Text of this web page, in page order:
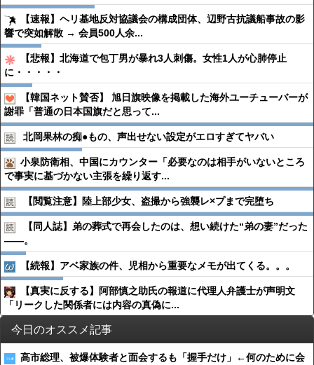
【速報】ヘリ基地反対協議会の構成団体、辺野古抗議船事故の影
響で突如解散 → 会員500人余...
【悲報】北海道で包丁男が暴れ3人刺傷。女性1人が心肺停止
に・・・・・
【韓国ネット賛否】 旭日旗映像を掲載した海外ユーチューバーが
謝罪「普通の日本国旗だと思って...
北岡果林の痴●︎もの、声出せない設定がエロすぎてヤバい
小泉防衛相、中国にカウンター「必要なのは相手がいないところ
で事実に基づかない主張を繰り返す...
【閲覧注意】陸上部少女、盗撮から強襲レ×プまで完堕ち
【同人誌】弟の葬式で再会したのは、想い続けた“弟の妻”だった
――。
【続報】アベ家族の件、児相から重要なメモが出てくる。。。
【真実に反する】阿部慎之助氏の報道に代理人弁護士が声明文
「リークした関係者には内容の真偽に...
今日のオススメ記事
高市総理、被爆体験者と面会するも「握手だけ」←何のために会